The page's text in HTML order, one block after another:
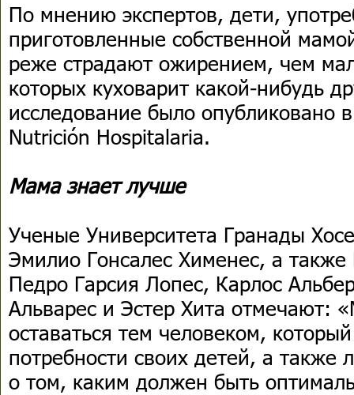
По мнению экспертов, дети,
приготовленные собственной
реже страдают ожирением, чем
которых куховарит какой-нибудь
исследование было опубликовано
Nutrición Hospitalaria.
Мама знает лучше
Ученые Университета Гранады
Эмилио Гонсалес Хименес, а
Педро Гарсия Лопес, Карлос
Альварес и Эстер Хита отмечают:
оставаться тем человеком,
потребности своих детей, а также
о том, каким должен быть